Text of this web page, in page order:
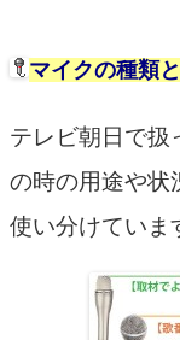
マイクの種類
テレビ朝日で扱
の時の用途や状
使い分けていま